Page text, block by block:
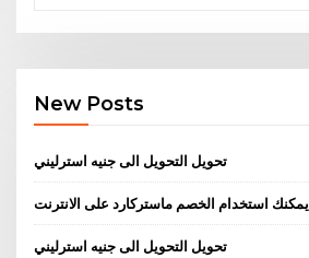
New Posts
تحويل التحويل الى جنيه استرليني
يمكنك استخدام الخصم ماستركارد على الانترنت
تحويل التحويل الى جنيه استرليني